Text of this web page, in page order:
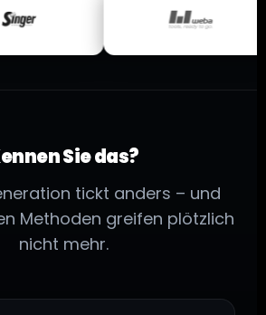
Sie das?
tickt anders – und
Methoden greifen plötzlich
nicht mehr.